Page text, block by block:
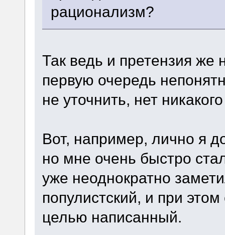
рационализм?
Так ведь и претензия же
первую очередь
не уточнить, нет
Вот, например, лично я
но мне очень быстро
уже неоднократно
популистский, и при
целью написанный.